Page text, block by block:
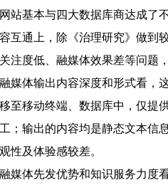
站基本与四大数据库商达成了
互通上，除《治理研究》做到
注度低、融媒体效果差等问题
媒体输出内容深度和形式看，
至移动终端、数据库中，仅提
；输出的内容均是静态文本信
性及体验感较差。
媒体先发优势和知识服务力度